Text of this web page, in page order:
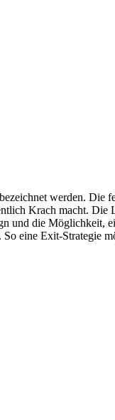
werden. Die
Krach macht.
und die Möglichkeit,
eine Exit-Strategie